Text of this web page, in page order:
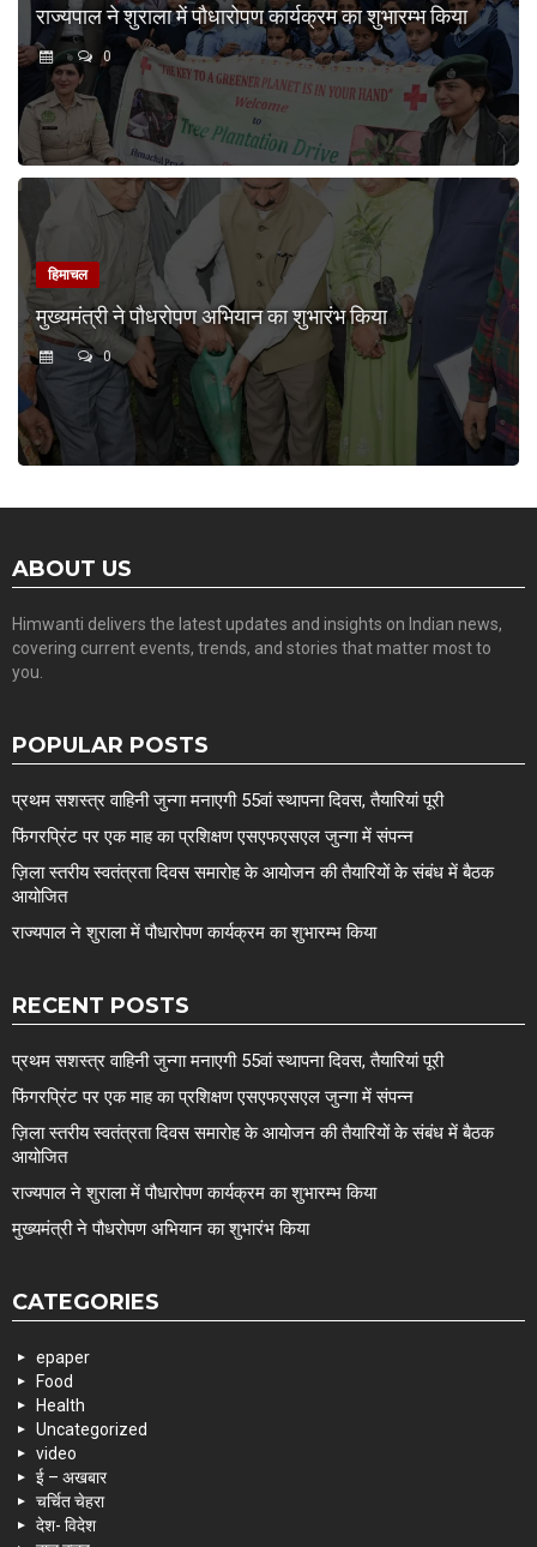
राज्यपाल ने शुराला में पौधारोपण कार्यक्रम का शुभारम्भ किया
0
हिमाचल
मुख्यमंत्री ने पौधरोपण अभियान का शुभारंभ किया
0
ABOUT US
Himwanti delivers the latest updates and insights on Indian news,
covering current events, trends, and stories that matter most to
you.
POPULAR POSTS
प्रथम सशस्त्र वाहिनी जुन्गा मनाएगी 55वां स्थापना दिवस, तैयारियां पूरी
फिंगरप्रिंट पर एक माह का प्रशिक्षण एसएफएसएल जुन्गा में संपन्न
ज़िला स्तरीय स्वतंत्रता दिवस समारोह के आयोजन की तैयारियों के संबंध में बैठक
आयोजित
राज्यपाल ने शुराला में पौधारोपण कार्यक्रम का शुभारम्भ किया
RECENT POSTS
प्रथम सशस्त्र वाहिनी जुन्गा मनाएगी 55वां स्थापना दिवस, तैयारियां पूरी
फिंगरप्रिंट पर एक माह का प्रशिक्षण एसएफएसएल जुन्गा में संपन्न
ज़िला स्तरीय स्वतंत्रता दिवस समारोह के आयोजन की तैयारियों के संबंध में बैठक
आयोजित
राज्यपाल ने शुराला में पौधारोपण कार्यक्रम का शुभारम्भ किया
मुख्यमंत्री ने पौधरोपण अभियान का शुभारंभ किया
CATEGORIES
epaper
Food
Health
Uncategorized
video
ई – अखबार
चर्चित चेहरा
देश- विदेश